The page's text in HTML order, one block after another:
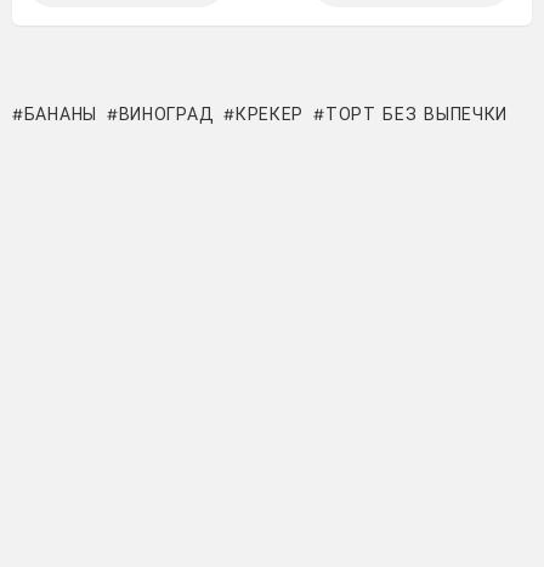
БАНАНЫ ВИНОГРАД КРЕКЕР ТОРТ БЕЗ ВЫПЕЧКИ